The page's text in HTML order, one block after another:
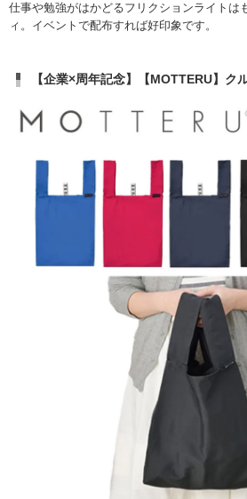
仕事や勉強がはかどるフリクションライトは
ィ。イベントで配布すれば好印象です。
【企業×周年記念】【MOTTERU】ク